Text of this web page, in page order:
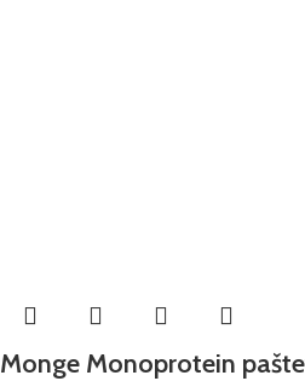
Monge Monoprotein